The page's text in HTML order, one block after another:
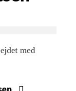
med